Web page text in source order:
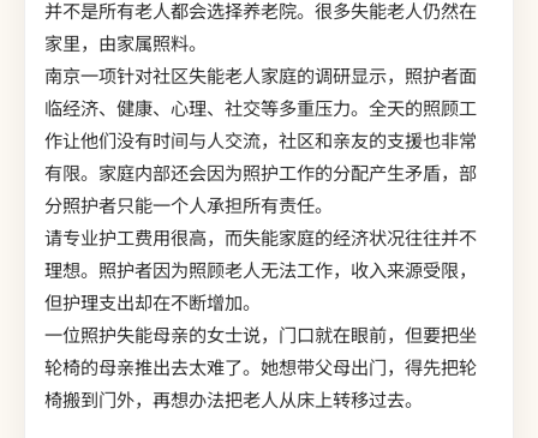
并不是所有老人都会选择养老院。很多失能老人仍然在
家里，由家属照料。
南京一项针对社区失能老人家庭的调研显示，照护者面
临经济、健康、心理、社交等多重压力。全天的照顾工
作让他们没有时间与人交流，社区和亲友的支援也非常
有限。家庭内部还会因为照护工作的分配产生矛盾，部
分照护者只能一个人承担所有责任。
请专业护工费用很高，而失能家庭的经济状况往往并不
理想。照护者因为照顾老人无法工作，收入来源受限，
但护理支出却在不断增加。
一位照护失能母亲的女士说，门口就在眼前，但要把坐
轮椅的母亲推出去太难了。她想带父母出门，得先把轮
椅搬到门外，再想办法把老人从床上转移过去。